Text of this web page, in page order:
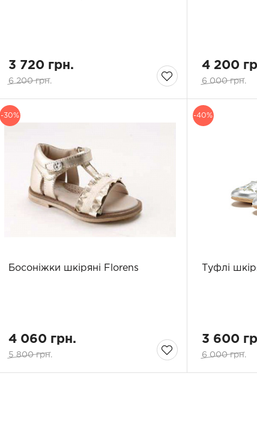
3 720 грн.
6 200 грн.
4 200
6 000 грн.
-30%
Босоніжки шкіряні Florens
4 060 грн.
5 800 грн.
-40%
Туфлі
3 600
6 000 грн.